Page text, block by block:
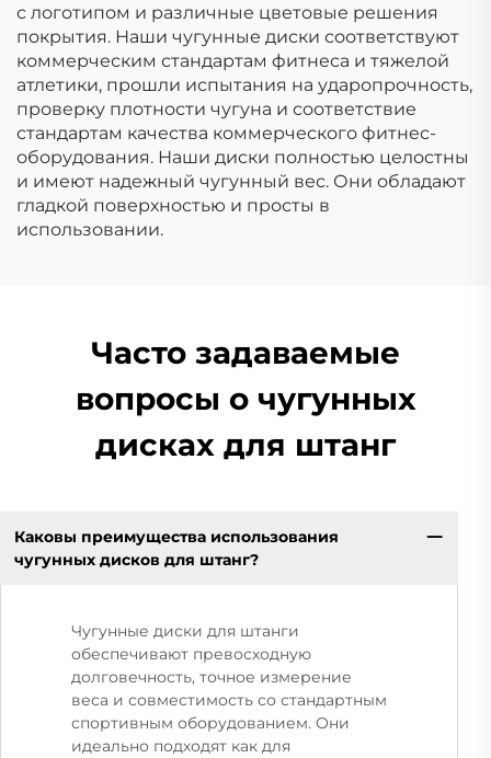
с логотипом и различные цветовые решения
покрытия. Наши чугунные диски соответствуют
коммерческим стандартам фитнеса и тяжелой
атлетики, прошли испытания на ударопрочность,
проверку плотности чугуна и соответствие
стандартам качества коммерческого фитнес-
оборудования. Наши диски полностью целостны
и имеют надежный чугунный вес. Они обладают
гладкой поверхностью и просты в
использовании.
Часто задаваемые
вопросы о чугунных
дисках для штанг
Каковы преимущества использования
чугунных дисков для штанг?
Чугунные диски для штанги
обеспечивают превосходную
долговечность, точное измерение
веса и совместимость со стандартным
спортивным оборудованием. Они
идеально подходят как для